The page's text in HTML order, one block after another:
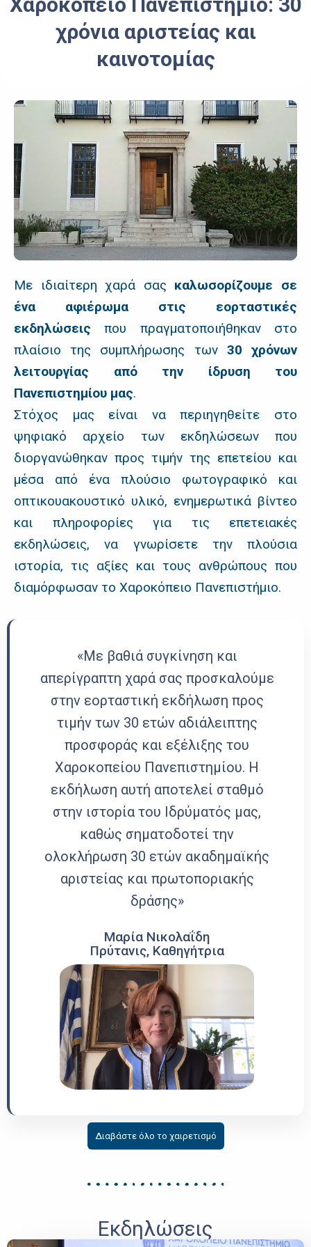
χρόνια αριστείας και
καινοτομίας
Με ιδιαίτερη χαρά σας καλωσορίζουμε σε
ένα αφιέρωμα στις εορταστικές
εκδηλώσεις που πραγματοποιήθηκαν στο
πλαίσιο της συμπλήρωσης των 30 χρόνων
λειτουργίας από την ίδρυση του
Πανεπιστημίου μας.
Στόχος μας είναι να περιηγηθείτε στο
ψηφιακό αρχείο των εκδηλώσεων που
διοργανώθηκαν προς τιμήν της επετείου και
μέσα από ένα πλούσιο φωτογραφικό και
οπτικουακουστικό υλικό, ενημερωτικά βίντεο
και πληροφορίες για τις επετειακές
εκδηλώσεις, να γνωρίσετε την πλούσια
ιστορία, τις αξίες και τους ανθρώπους που
διαμόρφωσαν το Χαροκόπειο Πανεπιστήμιο.
«Με βαθιά συγκίνηση και
απερίγραπτη χαρά σας προσκαλούμε
στην εορταστική εκδήλωση προς
τιμήν των 30 ετών αδιάλειπτης
προσφοράς και εξέλιξης του
Χαροκοπείου Πανεπιστημίου. Η
εκδήλωση αυτή αποτελεί σταθμό
στην ιστορία του Ιδρύματός μας,
καθώς σηματοδοτεί την
ολοκλήρωση 30 ετών ακαδημαϊκής
αριστείας και πρωτοποριακής
δράσης»
Μαρία Νικολαΐδη​
Πρύτανις, Καθηγήτρια
Διαβάστε όλο το χαιρετισμό
Εκδηλώσεις